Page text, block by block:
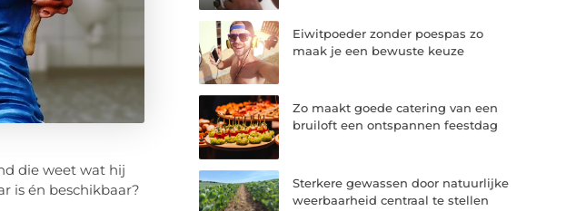
die weet wat hij
is én beschikbaar?
Eiwitpoeder zonder poespas zo
maak je een bewuste keuze
Zo maakt goede catering van een
bruiloft een ontspannen feestdag
Sterkere gewassen door natuurlijke
weerbaarheid centraal te stellen